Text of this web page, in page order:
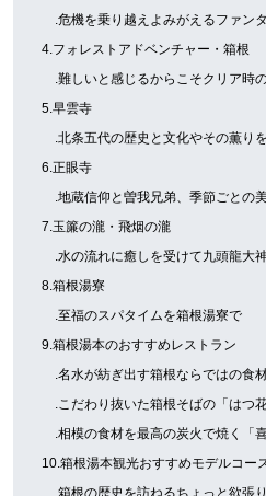
.危機を乗り越えよみがえるファン
4.フォレストアドベンチャー・箱根
.難しいと感じるからこそクリア時
5.早雲寺
.北条五代の歴史と文化やその薫り
6.正眼寺
.地蔵信仰と曽我兄弟、季節ごとの
7.玉簾の瀧・飛烟の瀧
.水の流れに癒しを受けて九頭龍大
8.箱根湯寮
.至福のスパタイムを箱根湯寮で
9.箱根湯本のおすすめレストラン
.名水が紡ぎ出す箱根ならではの食
.こだわり抜いた箱根そばの「はつ花
.相模の食材を最高の炭火で焼く「喜
10.箱根湯本観光おすすめモデルコー
.箱根の歴史を訪ねるちょっと欲張